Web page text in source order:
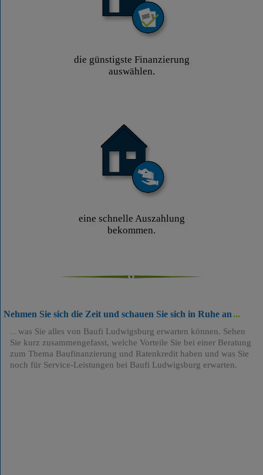
die günstigste Finanzierung
auswählen.
eine schnelle Auszahlung
bekommen.
Nehmen Sie sich die Zeit und schauen Sie sich in Ruhe an
was Sie alles von Baufi Ludwigsburg erwarten können. Sehen
Sie kurz zusammengefasst, welche Vorteile Sie bei einer Beratung
zum Thema Baufinanzierung und Ratenkredit haben und was Sie
noch für Service-Leistungen bei Baufi Ludwigsburg erwarten.